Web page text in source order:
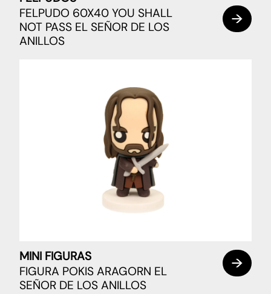
FELPUDO 60X40 YOU SHALL
NOT PASS EL SEÑOR DE LOS
ANILLOS
MINI FIGURAS
FIGURA POKIS ARAGORN EL
SEÑOR DE LOS ANILLOS